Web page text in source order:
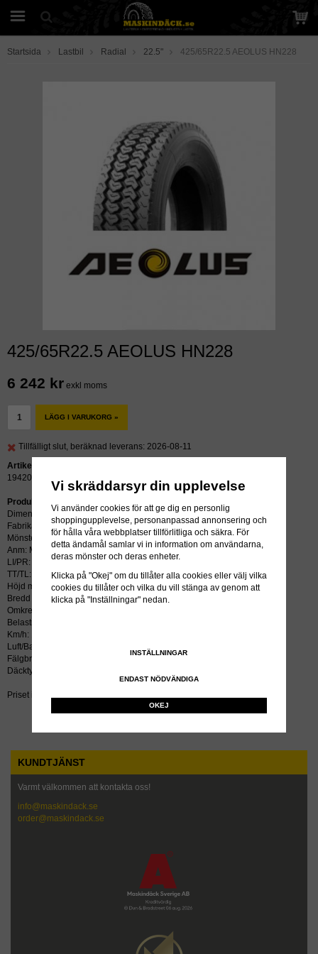
Startsida Lastbil Radial 22.5" 425/65R22.5 AEOLUS HN228
425/65R22.5 AEOLUS HN228
6 242 kr exkl moms
LÄGG I VARUKORG »
Tillfälligt slut, beräknad leverans: 2026-08-11
Artikelnummer:
19420
Produktbeskrivning:
Dimension: 425/65R22.5
Fabrikat: AEOLUS
Mönster: HN228
Anm: M+S
LI/PR: 165K
TT/TL: TL (slang krävs ej)
Höjd mm: 1118
Bredd mm: 422
Omkrets mm: 3388
Belastning kg: 5000
Km/h: 110
Luft/Bar: 8.3
Fälgbredd tum: 13.00
Däcktyp: radial
Priset inkluderar återvinningsavgift!
KUNDTJÄNST
Varmt välkommen att kontakta oss!
info@maskindack.se
order@maskindack.se
Vi skräddarsyr din upplevelse
Vi använder cookies för att ge dig en personlig
shoppingupplevelse, personanpassad annonsering och
för hålla våra webbplatser tillförlitliga och säkra. För
detta ändamål samlar vi in information om användarna,
deras mönster och deras enheter.
Klicka på "Okej" om du tillåter alla cookies eller välj vilka
cookies du tillåter och vilka du vill stänga av genom att
klicka på "Inställningar" nedan.
INSTÄLLNINGAR
ENDAST NÖDVÄNDIGA
OKEJ